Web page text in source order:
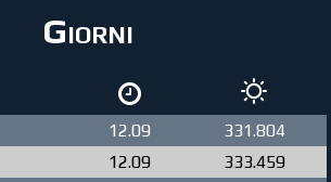
Giorni
12.09
331.804
12.09
333.459